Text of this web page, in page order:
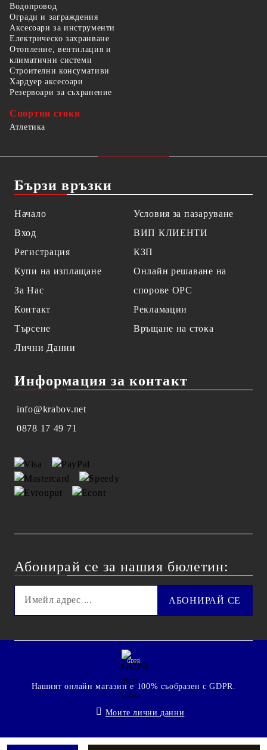
Водопровод
Огради и заграждения
Аксесоари за инструменти
Електрическо захранване
Отопление, вентилация и
климатични системи
Строителни консумативи
Хардуер аксесоари
Резервоари за съхранение
Спортни стоки
Атлетика
Бързи връзки
Начало
Вход
Регистрация
Купи на изплащане
За Нас
Контакт
Търсене
Лични Данни
Условия за пазаруване
ВИП КЛИЕНТИ
КЗП
Онлайн решаване на
спорове OPC
Рекламации
Връщане на стока
Информация за контакт
info@krabov.net
0878 17 49 71
Абонирай се за нашия бюлетин:
GDPR
Нашият онлайн магазин е 100% съобразен с GDPR.
Моите лични данни